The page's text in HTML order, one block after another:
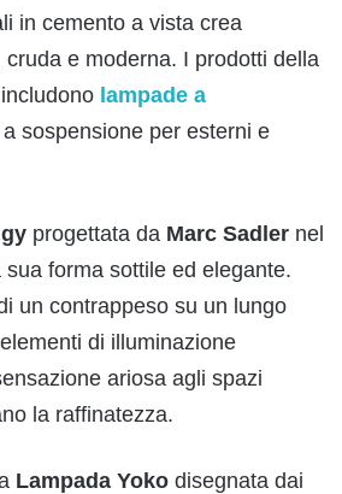
in cemento a vista crea
cruda e moderna. I prodotti della
lampade a
sospensione per esterni e
progettata da Marc Sadler nel
forma sottile ed elegante.
un contrappeso su un lungo
di illuminazione
ariosa agli spazi
la raffinatezza.
Lampada Yoko disegnata dai